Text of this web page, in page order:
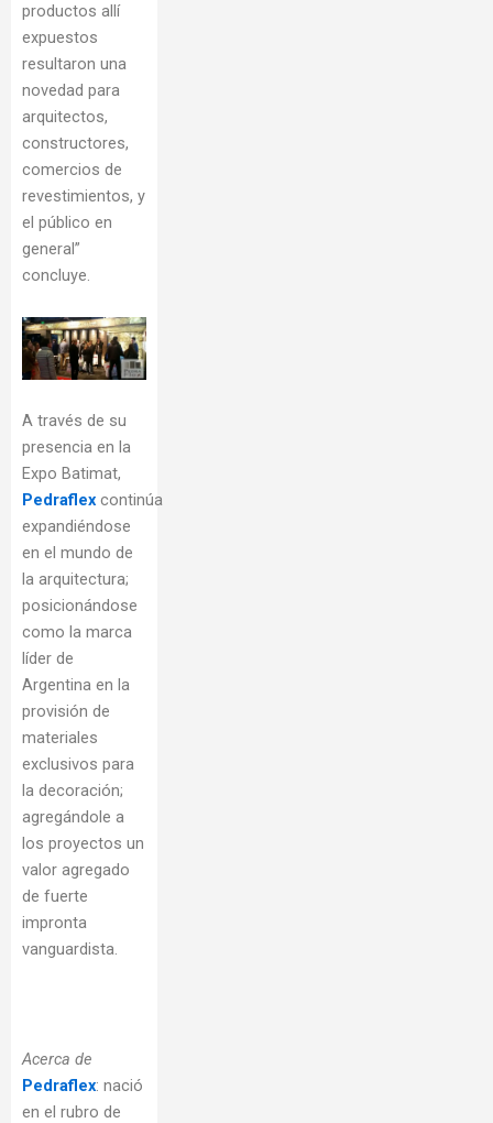
productos allí
expuestos
resultaron una
novedad para
arquitectos,
constructores,
comercios de
revestimientos, y
el público en
general”
concluye.
A través de su
presencia en la
Expo Batimat,
Pedraflex continúa
expandiéndose
en el mundo de
la arquitectura;
posicionándose
como la marca
líder de
Argentina en la
provisión de
materiales
exclusivos para
la decoración;
agregándole a
los proyectos un
valor agregado
de fuerte
impronta
vanguardista.
Acerca de
Pedraflex: nació
en el rubro de